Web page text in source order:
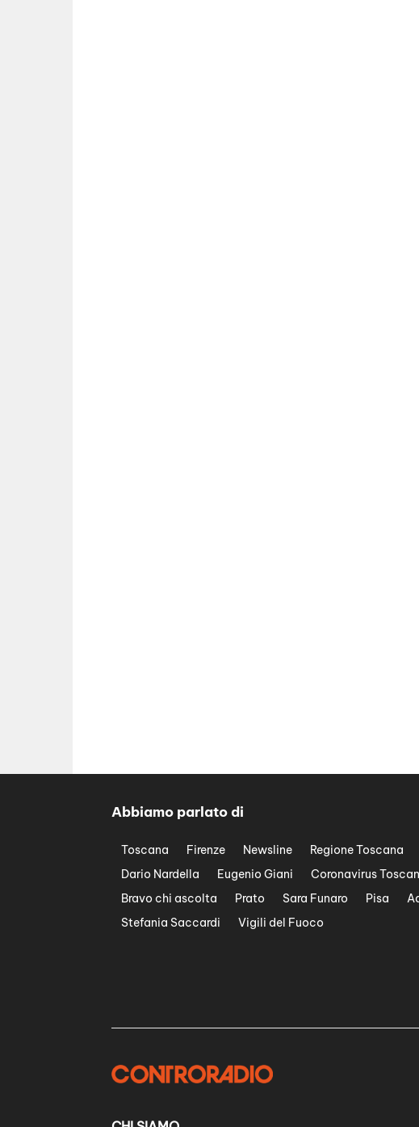
Abbiamo parlato di
Toscana Firenze Newsline Regione Toscana
Dario Nardella
Eugenio Giani Coronavirus
Bravo chi ascolta
Prato Sara Funaro Pisa
Stefania Saccardi
Vigili del Fuoco